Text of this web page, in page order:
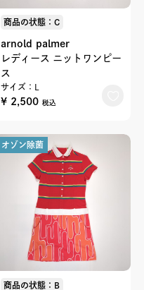
商品の状態：C
arnold palmer
レディース ニットワンピー
ス
サイズ：L
¥ 2,500 税込
オゾン除菌
商品の状態：B